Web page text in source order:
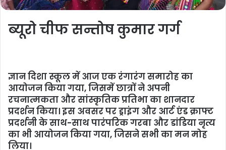
ब्यूरो चीफ सन्तोष कुमार गर्ग
ज्ञान दिशा स्कूल में आज एक रंगारंग समारोह का
आयोजन किया गया, जिसमें छात्रों ने अपनी
रचनात्मकता और सांस्कृतिक प्रतिभा का शानदार
प्रदर्शन किया। इस अवसर पर ड्राइंग और आर्ट एंड क्राफ्ट
प्रदर्शनी के साथ-साथ पारंपरिक गरबा और डांडिया नृत्य
का भी आयोजन किया गया, जिसने सभी का मन मोह
लिया।